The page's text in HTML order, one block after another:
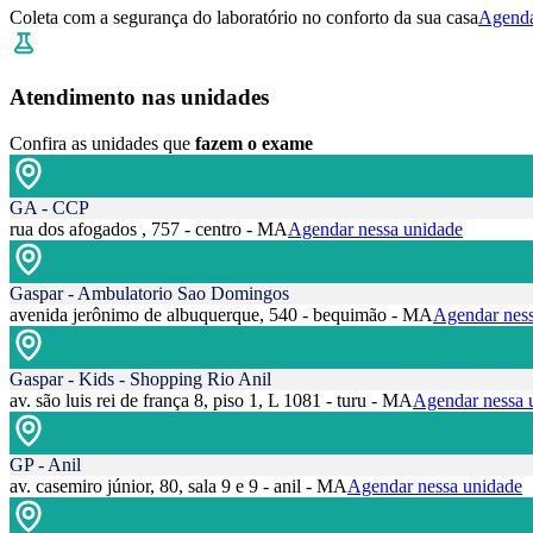
Coleta com a segurança do laboratório no conforto da sua casa
Atendimento nas unidades
Confira as unidades que fazem o exame
GA - CCP
rua dos afogados , 757 - centro - MAAgendar nessa unidade
Gaspar - Ambulatorio Sao Domingos
avenida jerônimo de albuquerque, 540 - bequimão - MAAgendar
Gaspar - Kids - Shopping Rio Anil
av. são luis rei de frança 8, piso 1, L 1081 - turu - MAAgendar nessa
GP - Anil
av. casemiro júnior, 80, sala 9 e 9 - anil - MAAgendar nessa unidade